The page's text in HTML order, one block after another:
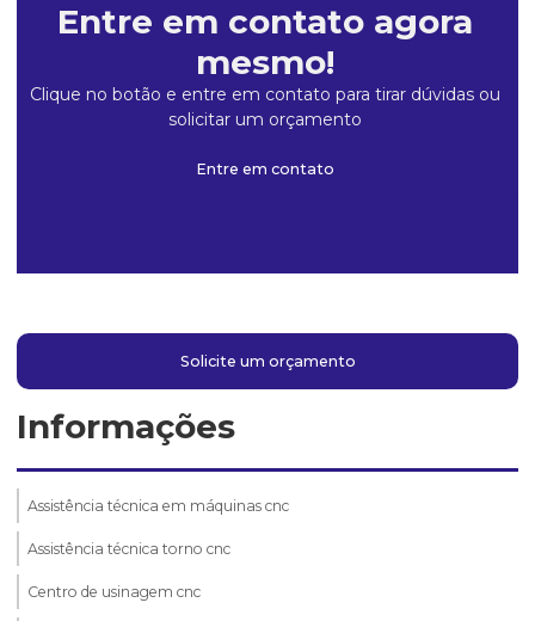
Entre em contato agora
mesmo!
Clique no botão e entre em contato para tirar dúvidas ou
solicitar um orçamento
Entre em contato
Solicite um orçamento
Informações
Assistência técnica em máquinas cnc
Assistência técnica torno cnc
Centro de usinagem cnc